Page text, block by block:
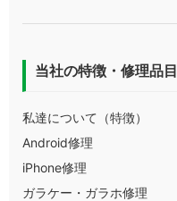
当社の特徴・修理品目
私達について（特徴）
Android修理
iPhone修理
ガラケー・ガラホ修理